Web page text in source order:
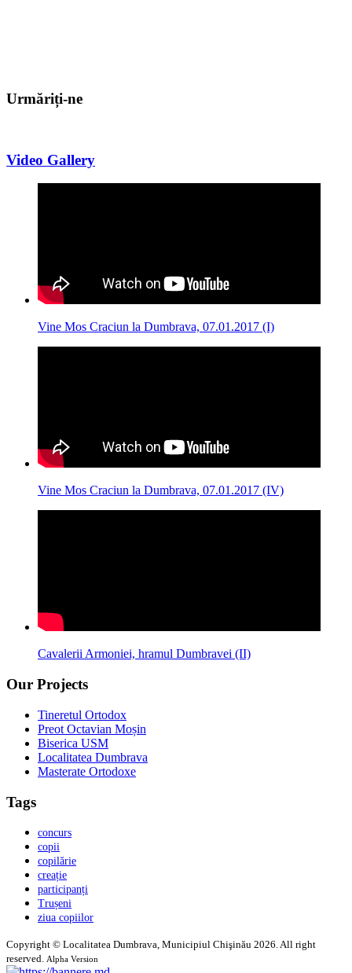
Urmăriți-ne
Video Gallery
Vine Mos Craciun la Dumbrava, 07.01.2017 (I)
Vine Mos Craciun la Dumbrava, 07.01.2017 (IV)
Cavalerii Armoniei, hramul Dumbravei (II)
Our Projects
Tineretul Ortodox
Preot Octavian Moșin
Biserica USM
Localitatea Dumbrava
Masterate Ortodoxe
Tags
concurs
copii
copilărie
creație
participanți
Trușeni
ziua copiilor
Copyright © Localitatea Dumbrava, Municipiul Chişinău 2026. All right
reserved. Alpha Version